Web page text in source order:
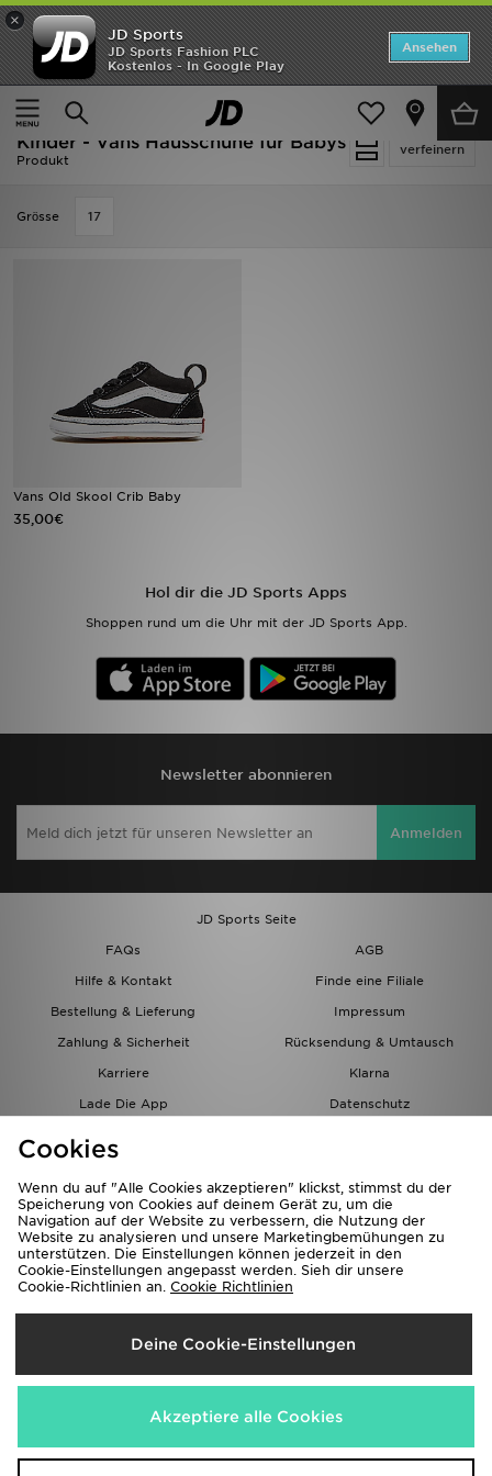
×
JD Sports
JD Sports Fashion PLC
Kostenlos - In Google Play
Ansehen
Startseite
Kinder
Babyschuhe (Gr. 16-27)
verfeinern
Kinder - Vans Hausschuhe für Babys
Produkt
Grӧsse 17
Vans Old Skool Crib Baby
35,00€
Hol dir die JD Sports Apps
Shoppen rund um die Uhr mit der JD Sports App.
Newsletter abonnieren
Anmelden
JD Sports Seite
FAQs
AGB
Hilfe & Kontakt
Finde eine Filiale
Bestellung & Lieferung
Impressum
Zahlung & Sicherheit
Rücksendung & Umtausch
Karriere
Klarna
Lade Die App
Datenschutz
Lieferung Nach
Österreich
Wir akzeptieren folgende Zahlungsmethoden
Startseite
ANGEBOTE
Marken
Bestsellers
JD Exklusives
Fußball
Bestellverfolgung
Hilfe & Kontakt
Trending Styles
Cookies
Wenn du auf "Alle Cookies akzeptieren" klickst, stimmst du der
Speicherung von Cookies auf deinem Gerät zu, um die
Navigation auf der Website zu verbessern, die Nutzung der
Website zu analysieren und unsere Marketingbemühungen zu
unterstützen. Die Einstellungen können jederzeit in den
Cookie-Einstellungen angepasst werden. Sieh dir unsere
Cookie-Richtlinien an. Cookie Richtlinien
Deine Cookie-Einstellungen
Akzeptiere alle Cookies